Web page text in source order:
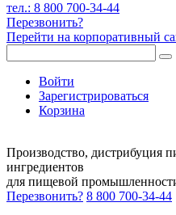
тел.: 8 800 700-34-44
Перезвонить?
Перейти на корпоративный
Войти
Зарегистрироваться
Корзина
Производство, дистрибуция
ингредиентов
для пищевой
Перезвонить? 8 800 700-34-44